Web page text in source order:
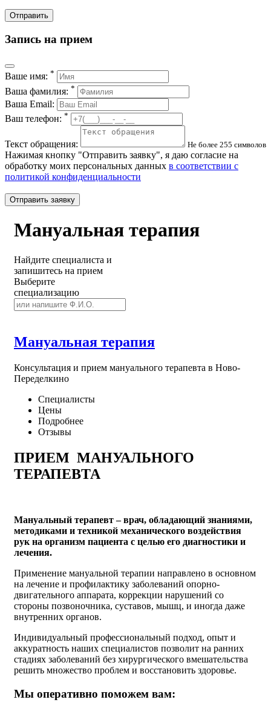
Отправить
Запись на прием
Ваше имя: *
Ваша фамилия: *
Ваша Email:
Ваш телефон: *
Текст обращения: Не более 255 символов
Нажимая кнопку "Отправить заявку", я даю согласие на
обработку моих персональных данных в соответствии с
политикой конфиденциальности
Отправить заявку
Мануальная терапия
Найдите специалиста и
запишитесь на прием
Выберите
специализацию
Мануальная терапия
Консультация и прием мануального терапевта в Ново-
Переделкино
Специалисты
Цены
Подробнее
Отзывы
ПРИЕМ МАНУАЛЬНОГО
ТЕРАПЕВТА
Мануальный терапевт – врач, обладающий знаниями,
методиками и техникой механического воздействия
рук на организм пациента с целью его диагностики и
лечения.
Применение мануальной терапии направлено в основном
на лечение и профилактику заболеваний опорно-
двигательного аппарата, коррекции нарушений со
стороны позвоночника, суставов, мышц, и иногда даже
внутренних органов.
Индивидуальный профессиональный подход, опыт и
аккуратность наших специалистов позволит на ранних
стадиях заболеваний без хирургического вмешательства
решить множество проблем и восстановить здоровье.
Мы оперативно поможем вам: